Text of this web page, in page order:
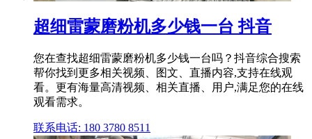
超细雷蒙磨粉机多少钱一台 抖音
您在查找超细雷蒙磨粉机多少钱一台吗？抖音综合搜索
帮你找到更多相关视频、图文、直播内容,支持在线观
看。更有海量高清视频、相关直播、用户,满足您的在线
观看需求。
联系电话: 180 3780 8511